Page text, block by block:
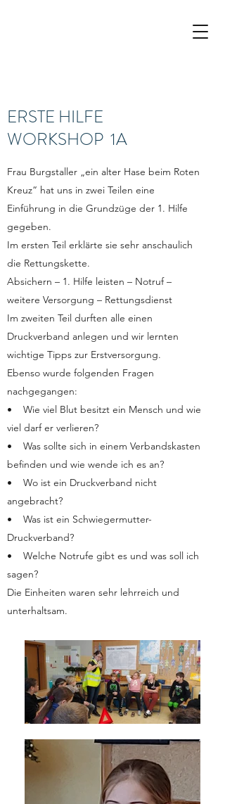
Frau Burgstaller „ein alter Hase beim Roten
Kreuz“ hat uns in zwei Teilen eine
Einführung in die Grundzüge der 1. Hilfe
gegeben.
Im ersten Teil erklärte sie sehr anschaulich
die Rettungskette.
Absichern – 1. Hilfe leisten – Notruf –
weitere Versorgung – Rettungsdienst
Im zweiten Teil durften alle einen
Druckverband anlegen und wir lernten
wichtige Tipps zur Erstversorgung.
Ebenso wurde folgenden Fragen
nachgegangen:
• Wie viel Blut besitzt ein Mensch und wie
viel darf er verlieren?
• Was sollte sich in einem Verbandskasten
befinden und wie wende ich es an?
• Wo ist ein Druckverband nicht
angebracht?
• Was ist ein Schwiegermutter-
Druckverband?
• Welche Notrufe gibt es und was soll ich
sagen?
Die Einheiten waren sehr lehrreich und
unterhaltsam.
ERSTE HILFE
WORKSHOP 1A